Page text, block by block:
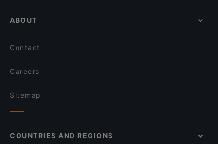
ABOUT
Contact
Careers
Sitemap
COUNTRIES AND REGIONS